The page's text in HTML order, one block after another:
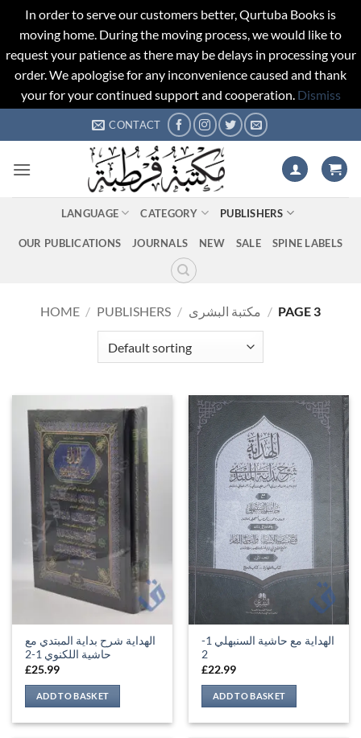
In order to serve our customers better, Qurtuba Books is
moving home. During the moving process, we would like to
request your patience as there may be delays in processing your
order. We apologise for any inconvenience caused and thank
your for your continued support and cooperation. Dismiss
to
CONTACT
LANGUAGE CATEGORY PUBLISHERS
OUR PUBLICATIONS JOURNALS NEW SALE SPINE LABELS
HOME / PUBLISHERS / مكتبة البشرى / PAGE 3
الهداية شرح بداية المبتدي مع
حاشية اللكنوي 1-2
£25.99
ADD TO BASKET
الهداية مع حاشية السنبهلي 1-
2
£22.99
ADD TO BASKET